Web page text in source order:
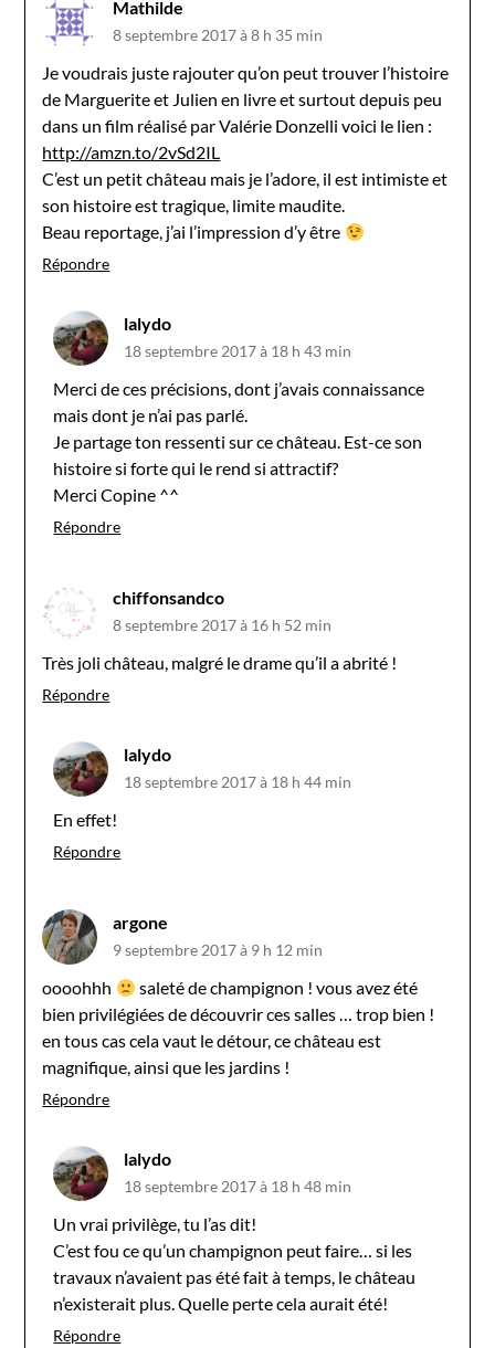
Mathilde
8 septembre 2017 à 8 h 35 min
Je voudrais juste rajouter qu’on peut trouver l’histoire
de Marguerite et Julien en livre et surtout depuis peu
dans un film réalisé par Valérie Donzelli voici le lien :
http://amzn.to/2vSd2IL
C’est un petit château mais je l’adore, il est intimiste et
son histoire est tragique, limite maudite.
Beau reportage, j’ai l’impression d’y être
Répondre
lalydo
18 septembre 2017 à 18 h 43 min
Merci de ces précisions, dont j’avais connaissance
mais dont je n’ai pas parlé.
Je partage ton ressenti sur ce château. Est-ce son
histoire si forte qui le rend si attractif?
Merci Copine ^^
Répondre
chiffonsandco
8 septembre 2017 à 16 h 52 min
Très joli château, malgré le drame qu’il a abrité !
Répondre
lalydo
18 septembre 2017 à 18 h 44 min
En effet!
Répondre
argone
9 septembre 2017 à 9 h 12 min
oooohhh
saleté de champignon ! vous avez été
bien privilégiées de découvrir ces salles … trop bien !
en tous cas cela vaut le détour, ce château est
magnifique, ainsi que les jardins !
Répondre
lalydo
18 septembre 2017 à 18 h 48 min
Un vrai privilège, tu l’as dit!
C’est fou ce qu’un champignon peut faire… si les
travaux n’avaient pas été fait à temps, le château
n’existerait plus. Quelle perte cela aurait été!
Répondre